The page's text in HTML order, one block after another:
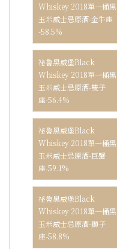
Whiskey 2018單一桶黑
玉米威士忌原酒-金牛座
-58.5%
祕魯黑威堡Black
Whiskey 2018單一桶黑
玉米威士忌原酒-雙子
座-56.4%
祕魯黑威堡Black
Whiskey 2018單一桶黑
玉米威士忌原酒-巨蟹
座-59.1%
祕魯黑威堡Black
Whiskey 2018單一桶黑
玉米威士忌原酒-獅子
座-58.8%